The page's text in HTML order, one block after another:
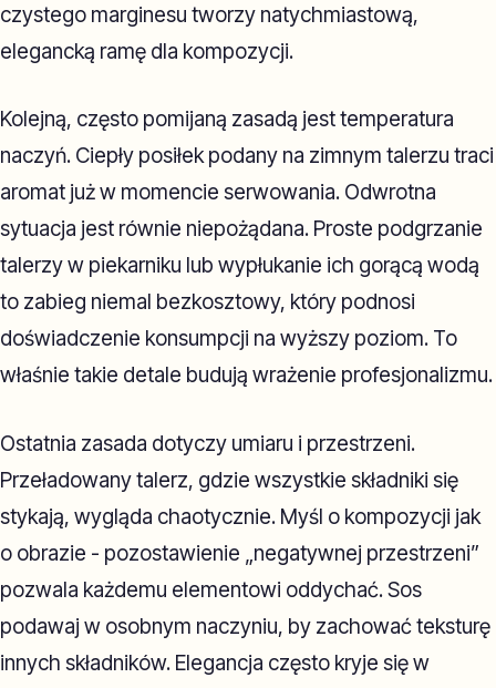
czystego marginesu tworzy natychmiastową,
elegancką ramę dla kompozycji.
Kolejną, często pomijaną zasadą jest temperatura
naczyń. Ciepły posiłek podany na zimnym talerzu traci
aromat już w momencie serwowania. Odwrotna
sytuacja jest równie niepożądana. Proste podgrzanie
talerzy w piekarniku lub wypłukanie ich gorącą wodą
to zabieg niemal bezkosztowy, który podnosi
doświadczenie konsumpcji na wyższy poziom. To
właśnie takie detale budują wrażenie profesjonalizmu.
Ostatnia zasada dotyczy umiaru i przestrzeni.
Przeładowany talerz, gdzie wszystkie składniki się
stykają, wygląda chaotycznie. Myśl o kompozycji jak
o obrazie - pozostawienie „negatywnej przestrzeni”
pozwala każdemu elementowi oddychać. Sos
podawaj w osobnym naczyniu, by zachować teksturę
innych składników. Elegancja często kryje się w